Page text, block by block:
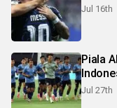
Jul 16th
Piala
Jul 27th